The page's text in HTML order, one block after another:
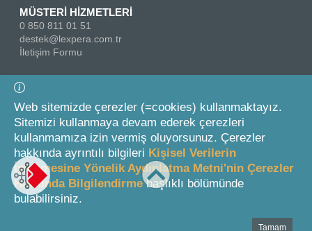
MÜSTERİ HİZMETLERİ
0 850 811 01 51
destek@lexpera.com.tr
İletişim Formu
Bizi Takip Edin
© 2026 On İki Levha Yayıncılık A.Ş.
Web sitemizde çerezler (=cookies) kullanmaktayız.
Sitemizi kullanmaya devam ederek çerezleri
kullanmamıza izin vermiş oluyorsunuz. Çerezler
hakkında ayrıntılı bilgileri Kişisel Verilerin
İşlenmesine Yönelik Aydınlatma Metni'nin Çerezler
Hakkında Bilgilendirmebaşlıklı bölümünde
bulabilirsiniz.
Tamam